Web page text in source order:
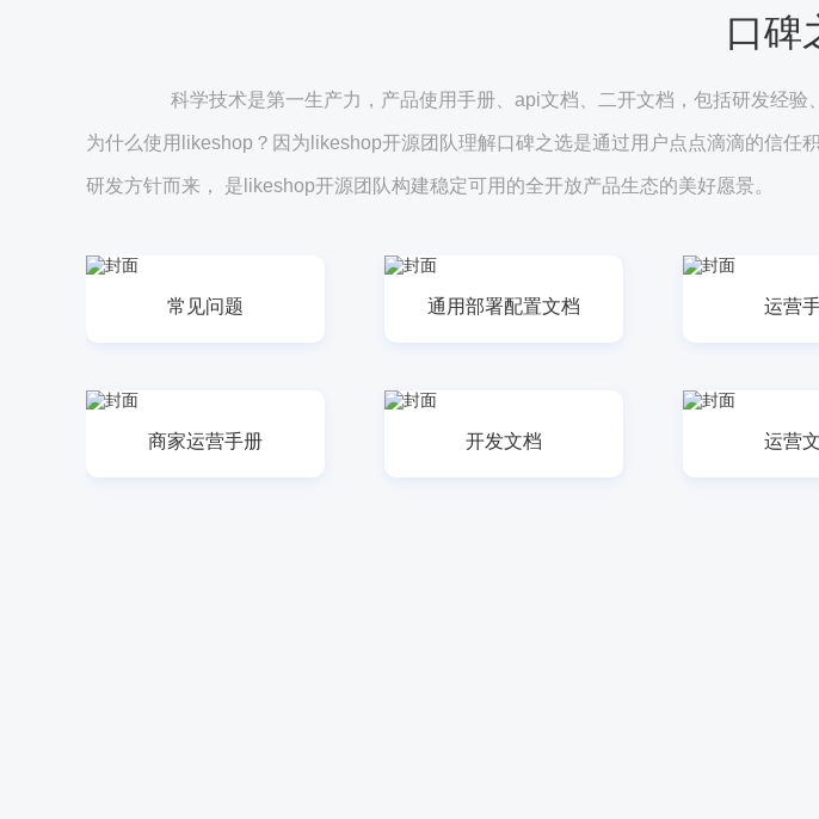
口碑
科学技术是第一生产力，产品使用手册、api文档、二开文档，包括研发经
为什么使用likeshop？因为likeshop开源团队理解口碑之选是通过用户点点滴滴的信
研发方针而来， 是likeshop开源团队构建稳定可用的全开放产品生态的美好愿景。
常见问题 通用部署配置文档 运营
商家运营手册 开发文档 运营